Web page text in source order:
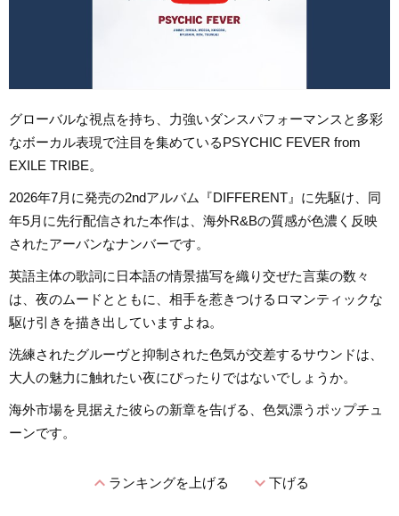
グローバルな視点を持ち、力強いダンスパフォーマンスと多彩
なボーカル表現で注目を集めているPSYCHIC FEVER from
EXILE TRIBE。
2026年7月に発売の2ndアルバム『DIFFERENT』に先駆け、同
年5月に先行配信された本作は、海外R&Bの質感が色濃く反映
されたアーバンなナンバーです。
英語主体の歌詞に日本語の情景描写を織り交ぜた言葉の数々
は、夜のムードとともに、相手を惹きつけるロマンティックな
駆け引きを描き出していますよね。
洗練されたグルーヴと抑制された色気が交差するサウンドは、
大人の魅力に触れたい夜にぴったりではないでしょうか。
海外市場を見据えた彼らの新章を告げる、色気漂うポップチュ
ーンです。
expand_lessランキングを上げる expand_more下げる